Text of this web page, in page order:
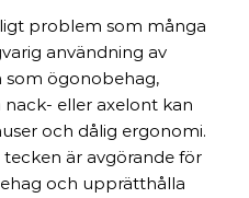
problem som många
användning av
som ögonobehag,
eller axelont kan
och dålig ergonomi.
är avgörande för
och upprätthålla